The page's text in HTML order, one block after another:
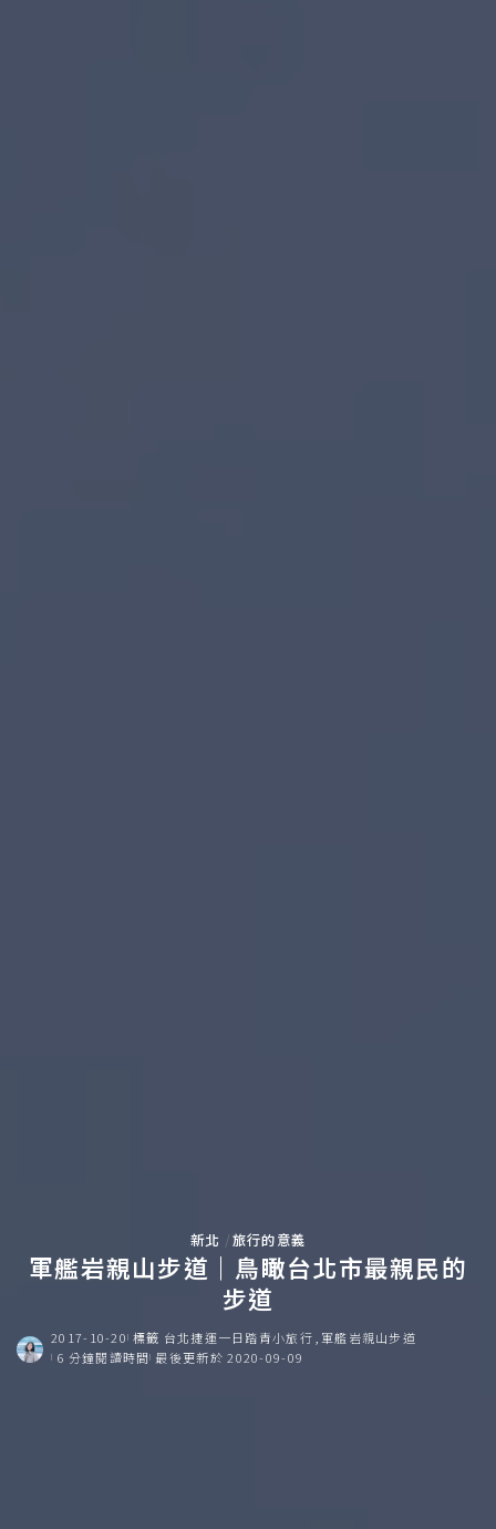
新北 旅行的意義
軍艦岩親山步道｜鳥瞰台北市最親民的
步道
2017-10-20 標籤 台北捷運一日踏青小旅行 軍艦岩親山步道
6 分鐘閱讀時間 最後更新於 2020-09-09